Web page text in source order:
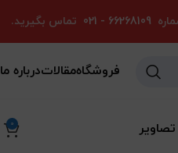
فروشگاهمقالاتدرباره ما
0
66268109 - 021 تماس بگیرید.